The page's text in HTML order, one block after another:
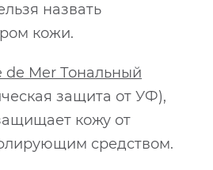
назвать
кожи.
de Mer Тональный
защита от УФ),
кожу от
средством.